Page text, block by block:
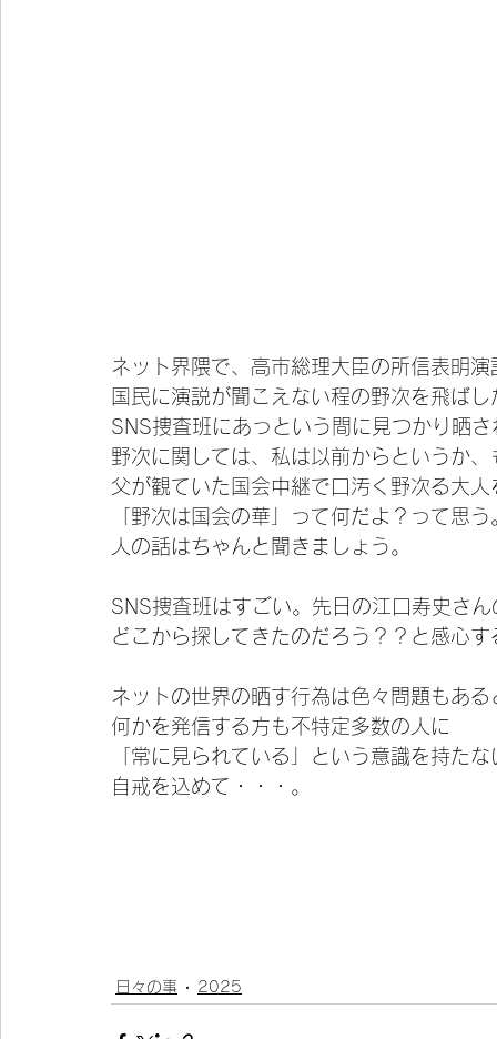
ネット界隈で、高市総理大臣の所信表明演
国民に演説が聞こえない程の野次を飛ば
SNS捜査班にあっという間に見つかり晒さ
野次に関しては、私は以前からというか
父が観ていた国会中継で口汚く野次る大
「野次は国会の華」って何だよ？って思う
人の話はちゃんと聞きましょう。
SNS捜査班はすごい。先日の江口寿史さ
どこから探してきたのだろう？？と感心す
ネットの世界の晒す行為は色々問題もある
何かを発信する方も不特定多数の人に
「常に見られている」という意識を持た
自戒を込めて・・・。
日々の事 2025